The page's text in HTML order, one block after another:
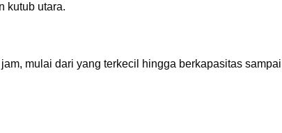
kutub utara.
mulai dari yang terkecil hingga berkapasitas